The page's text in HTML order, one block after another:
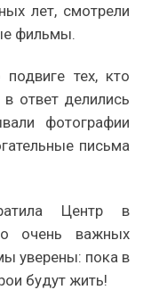
лет, смотрели
фильмы.
тех, кто
ответ делились
фотографии
письма
Центр в
очень важных
уверены: пока в
будут жить!